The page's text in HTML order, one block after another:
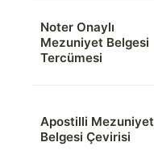
Noter Onaylı
Mezuniyet Belgesi
Tercümesi
Apostilli Mezuniyet
Belgesi Çevirisi